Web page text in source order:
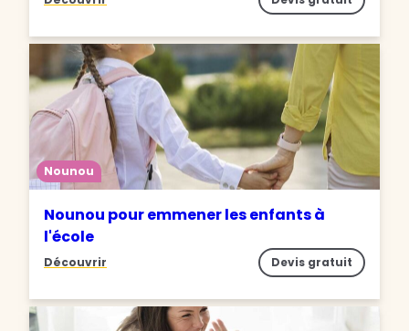
Nounou
Nounou pour emmener les enfants à
l'école
Découvrir Devis gratuit